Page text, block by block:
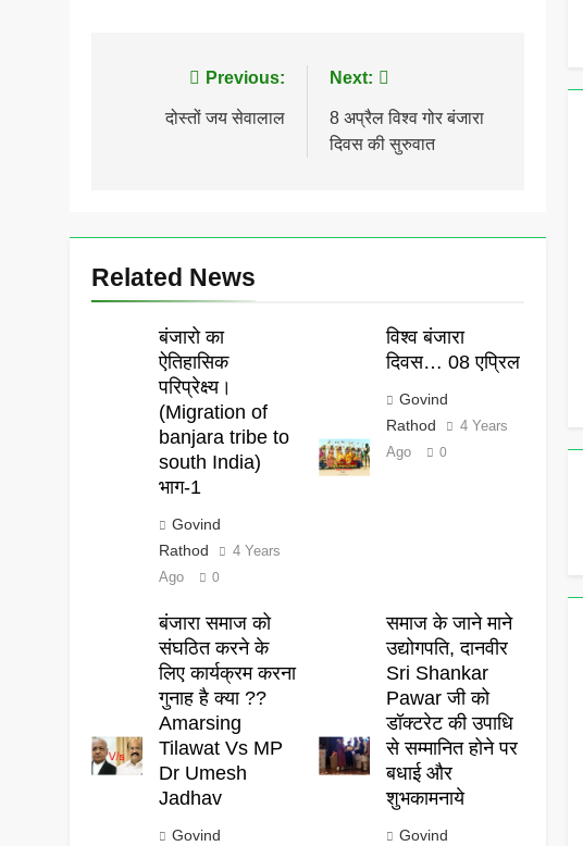
navigation
Previous:
दोस्तों जय सेवालाल
Next:
8 अप्रैल विश्व गोर बंजारा
दिवस की सुरुवात
Related News
बंजारो का
ऐतिहासिक
परिप्रेक्ष्य।
(Migration of
banjara tribe to
south India)
भाग-1
Govind
Rathod
4 Years
Ago
0
विश्व बंजारा
दिवस… 08 एप्रिल
Govind
Rathod
4 Years
Ago
0
बंजारा समाज को
संघठित करने के
लिए कार्यक्रम करना
गुनाह है क्या ??
Amarsing
Tilawat Vs MP
Dr Umesh
Jadhav
Govind
समाज के जाने माने
उद्योगपति, दानवीर
Sri Shankar
Pawar जी को
डॉक्टरेट की उपाधि
से सम्मानित होने पर
बधाई और
शुभकामनाये
Govind